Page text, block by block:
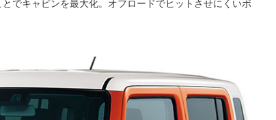
でキャビンを最大化。オフロードでヒットさせにくいボ